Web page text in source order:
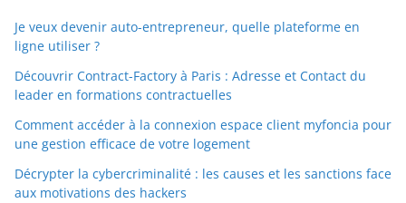
Je veux devenir auto-entrepreneur, quelle plateforme en
ligne utiliser ?
Découvrir Contract-Factory à Paris : Adresse et Contact du
leader en formations contractuelles
Comment accéder à la connexion espace client myfoncia pour
une gestion efficace de votre logement
Décrypter la cybercriminalité : les causes et les sanctions face
aux motivations des hackers